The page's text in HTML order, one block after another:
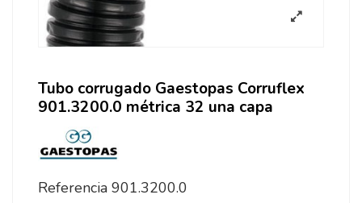
Tubo corrugado Gaestopas Corruflex
901.3200.0 métrica 32 una capa
Referencia 901.3200.0